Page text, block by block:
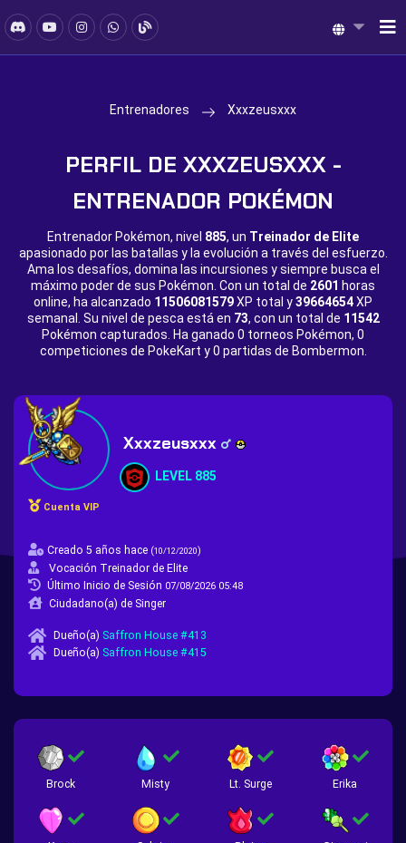
Entrenadores Xxxzeusxxx
PERFIL DE XXXZEUSXXX -
ENTRENADOR POKÉMON
Entrenador Pokémon, nivel 885, un Treinador de Elite
apasionado por las batallas y la evolución a través del esfuerzo.
Ama los desafíos, domina las incursiones y siempre busca el
máximo poder de sus Pokémon. Con un total de 2601 horas
online, ha alcanzado 11506081579XP total y39664654XP
semanal. Su nivel de pesca está en 73, con un total de 11542
Pokémon capturados. Ha ganado 0 torneos Pokémon, 0
competiciones de PokeKart y0 partidas de Bombermon.
Cuenta VIP
Xxxzeusxxx
LEVEL 885
Creado 5 años hace (10/12/2020)
Vocación Treinador de Elite
Último Inicio de Sesión 07/08/2026 05:48
Ciudadano(a) de Singer
Dueño(a) Saffron House #413
Dueño(a) Saffron House #415
Brock Misty Lt. Surge Erika